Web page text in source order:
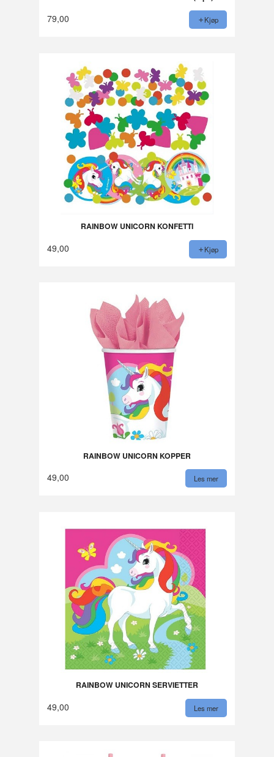
79,00 Kjøp
RAINBOW UNICORN KONFETTI
49,00 Kjøp
RAINBOW UNICORN KOPPER
49,00 Les mer
RAINBOW UNICORN SERVIETTER
49,00 Les mer